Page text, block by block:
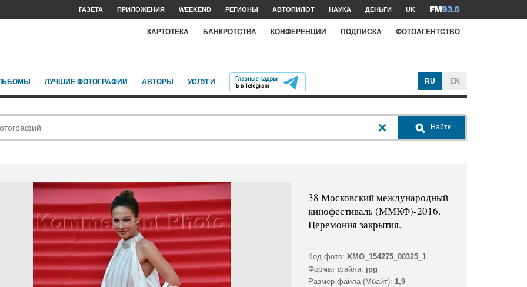
ГАЗЕТА ПРИЛОЖЕНИЯ WEEKEND РЕГИОНЫ АВТОПИЛОТ НАУКА ДЕНЬГИ UK
КАРТОТЕКА БАНКРОТСТВА КОНФЕРЕНЦИИ ПОДПИСКА ФОТОАГЕНТСТВО
ЛУЧШИЕ ФОТОГРАФИИ АВТОРЫ УСЛУГИ RU EN
Найти
38 Московский международный
кинофестиваль (ММКФ)-2016.
Церемония закрытия.
Код фото: KMO_154275_00325_1
Формат файла: jpg
Размер файла (Мбайт): 1,9